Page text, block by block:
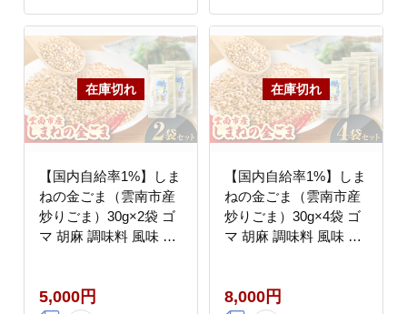
【国内自給率1%】しま
ねの金ごま（雲南市産
炒りごま）30g×2袋 ゴ
マ 胡麻 調味料 風味 定
田井産業 [AICY021]
5,000円
【国内自給率1%】しま
ねの金ごま（雲南市産
炒りごま）30g×4袋 ゴ
マ 胡麻 調味料 風味 定
田井産業 [AICY022]
8,000円